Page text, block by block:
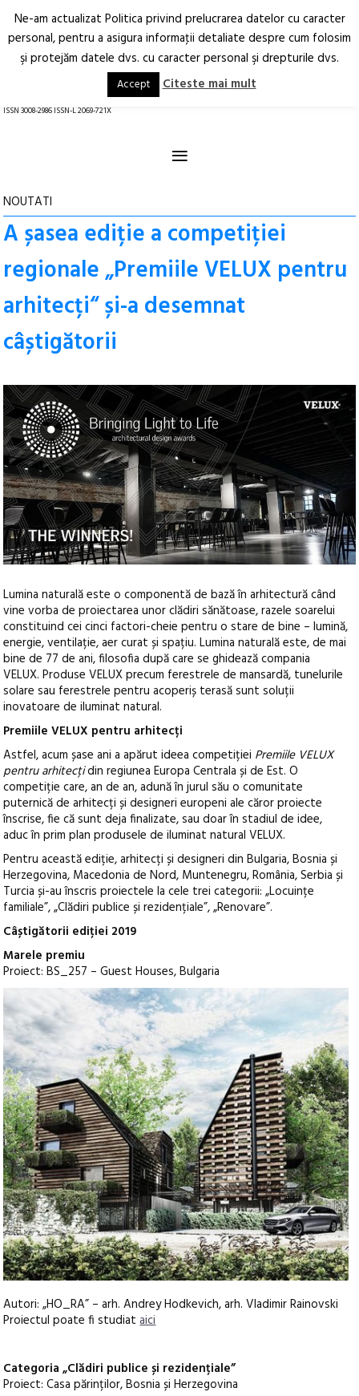
Arhitectură.
Oraș.
RO EN
ISSN 3008-2986 ISSN-L 2069-721X
≡
NOUTATI
A șasea ediție a competiției
regionale „Premiile VELUX pentru
arhitecți“ și-a desemnat
câștigătorii
Lumina naturală este o componentă de bază în arhitectură când
vine vorba de proiectarea unor clădiri sănătoase, razele soarelui
constituind cei cinci factori-cheie pentru o stare de bine – lumină,
energie, ventilație, aer curat și spațiu. Lumina naturală este, de mai
bine de 77 de ani, filosofia după care se ghidează compania
VELUX. Produse VELUX precum ferestrele de mansardă, tunelurile
solare sau ferestrele pentru acoperiș terasă sunt soluții
inovatoare de iluminat natural.
Premiile VELUX pentru arhitecți
Astfel, acum șase ani a apărut ideea competiției Premiile VELUX
pentru arhitecțidin regiunea Europa Centrala și de Est. O
competiție care, an de an, adună în jurul său o comunitate
puternică de arhitecți și designeri europeni ale căror proiecte
înscrise, fie că sunt deja finalizate, sau doar în stadiul de idee,
aduc în prim plan produsele de iluminat natural VELUX.
Pentru această ediție, arhitecți și designeri din Bulgaria, Bosnia și
Herzegovina, Macedonia de Nord, Muntenegru, România, Serbia și
Turcia și-au înscris proiectele la cele trei categorii: „Locuințe
familiale”, „Clădiri publice și rezidențiale”, „Renovare”.
Câștigătorii ediției 2019
Marele premiu
Proiect: BS_257 – Guest Houses, Bulgaria
Autori: „HO_RA” – arh. Andrey Hodkevich, arh. Vladimir Rainovski
Proiectul poate fi studiataici
Categoria „Clădiri publice și rezidențiale”
Proiect: Casa părinților, Bosnia și Herzegovina
Ne-am actualizat Politica privind prelucrarea datelor cu caracter
personal, pentru a asigura informaţii detaliate despre cum folosim
şi protejăm datele dvs. cu caracter personal şi drepturile dvs.
Accept Citeste mai mult